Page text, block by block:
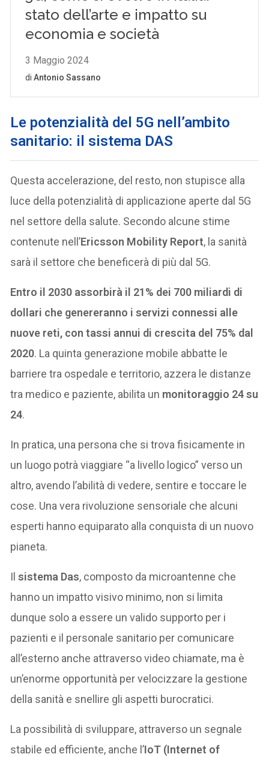
Le potenzialità del 5G nell’ambito
sanitario: il sistema DAS
Questa accelerazione, del resto, non stupisce alla
luce della potenzialità di applicazione aperte dal 5G
nel settore della salute. Secondo alcune stime
contenute nell’Ericsson Mobility Report, la sanità
sarà il settore che beneficerà di più dal 5G.
Entro il 2030 assorbirà il 21% dei 700 miliardi di
dollari che genereranno i servizi connessi alle
nuove reti, con tassi annui di crescita del 75% dal
2020. La quinta generazione mobile abbatte le
barriere tra ospedale e territorio, azzera le distanze
tra medico e paziente, abilita un monitoraggio 24 su
24.
In pratica, una persona che si trova fisicamente in
un luogo potrà viaggiare “a livello logico” verso un
altro, avendo l’abilità di vedere, sentire e toccare le
cose. Una vera rivoluzione sensoriale che alcuni
esperti hanno equiparato alla conquista di un nuovo
pianeta.
Ilsistema Das, composto da microantenne che
hanno un impatto visivo minimo, non si limita
dunque solo a essere un valido supporto per i
pazienti e il personale sanitario per comunicare
all’esterno anche attraverso video chiamate, ma è
un’enorme opportunità per velocizzare la gestione
della sanità e snellire gli aspetti burocratici.
La possibilità di sviluppare, attraverso un segnale
stabile ed efficiente, anche l’IoT (Internet of